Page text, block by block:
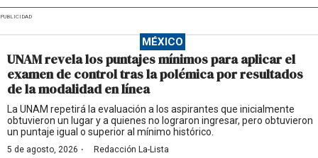
PUBLICIDAD
MÉXICO
UNAM revela los puntajes mínimos para aplicar el
examen de control tras la polémica por resultados
de la modalidad en línea
La UNAM repetirá la evaluación a los aspirantes que inicialmente
obtuvieron un lugar y a quienes no lograron ingresar, pero obtuvieron
un puntaje igual o superior al mínimo histórico.
5 de agosto, 2026 · Redacción La-Lista